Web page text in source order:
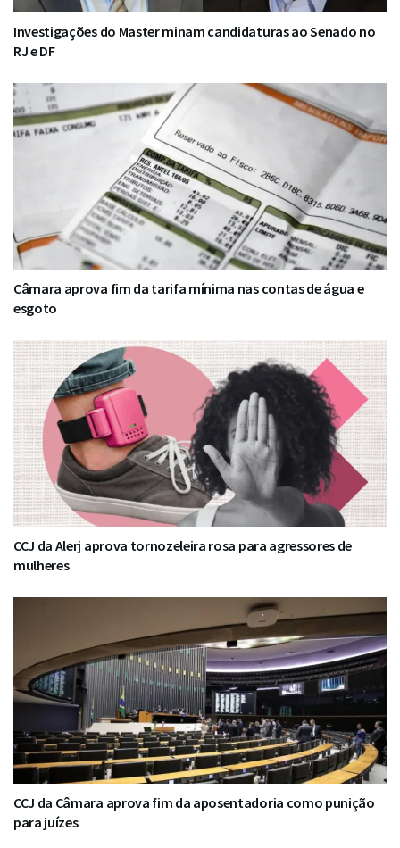
Investigações do Master minam candidaturas ao Senado no
RJ e DF
Câmara aprova fim da tarifa mínima nas contas de água e
esgoto
CCJ da Alerj aprova tornozeleira rosa para agressores de
mulheres
CCJ da Câmara aprova fim da aposentadoria como punição
para juízes